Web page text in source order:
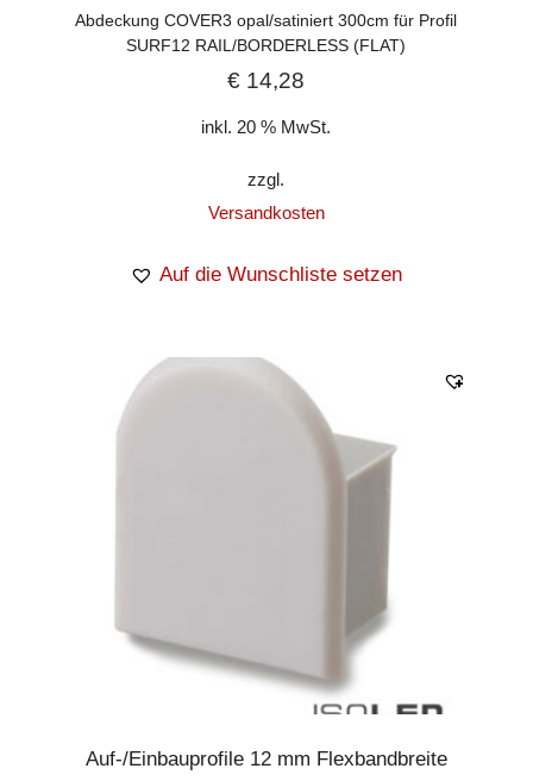
Abdeckung COVER3 opal/satiniert 300cm für Profil
SURF12 RAIL/BORDERLESS (FLAT)
€ 14,28
inkl. 20 % MwSt.
zzgl.
Versandkosten
Auf die Wunschliste setzen
Auf-/Einbauprofile 12 mm Flexbandbreite